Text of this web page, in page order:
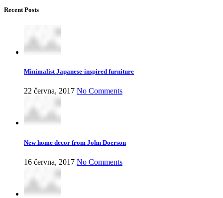
Recent Posts
Minimalist Japanese-inspired furniture
22 června, 2017 No Comments
New home decor from John Doerson
16 června, 2017 No Comments